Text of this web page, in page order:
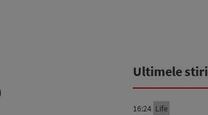
Ultimele stiri
16:24 Life